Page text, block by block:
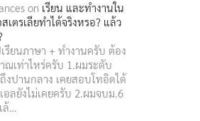
on เรียน และทำงานใน
เตรเลียทำได้จริงหรอ? แล้ว
รียนภาษา + ทำงานครับ ต้อง
ณเท่าไหร่ครับ 1.ผมระดับ
งปานกลาง เคยสอบโทอิดได้
อลยังไม่เคยครับ 2.ผมจบม.6
ล้…